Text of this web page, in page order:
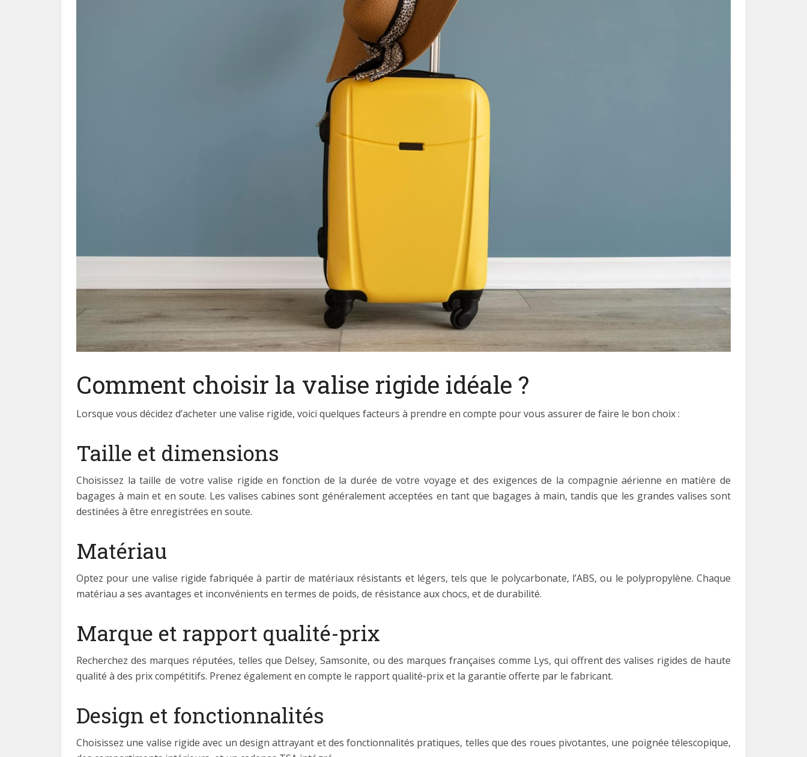
Comment choisir la valise rigide idéale ?
Lorsque vous décidez d’acheter une valise rigide, voici quelques facteurs à prendre en compte pour vous assurer de faire le bon choix :
Taille et dimensions
Choisissez la taille de votre valise rigide en fonction de la durée de votre voyage et des exigences de la compagnie aérienne en matière de
bagages à main et en soute. Les valises cabines sont généralement acceptées en tant que bagages à main, tandis que les grandes valises sont
destinées à être enregistrées en soute.
Matériau
Optez pour une valise rigide fabriquée à partir de matériaux résistants et légers, tels que le polycarbonate, l’ABS, ou le polypropylène. Chaque
matériau a ses avantages et inconvénients en termes de poids, de résistance aux chocs, et de durabilité.
Marque et rapport qualité-prix
Recherchez des marques réputées, telles que Delsey, Samsonite, ou des marques françaises comme Lys, qui offrent des valises rigides de haute
qualité à des prix compétitifs. Prenez également en compte le rapport qualité-prix et la garantie offerte par le fabricant.
Design et fonctionnalités
Choisissez une valise rigide avec un design attrayant et des fonctionnalités pratiques, telles que des roues pivotantes, une poignée télescopique,